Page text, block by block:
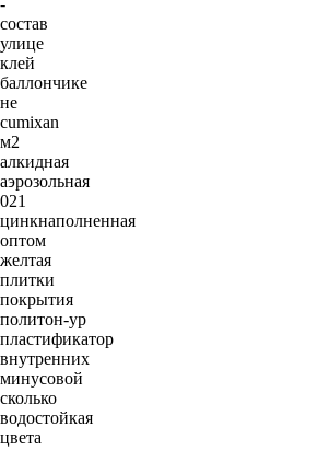
состав
улице
клей
баллончике
не
cumixan
м2
алкидная
аэрозольная
021
цинкнаполненная
оптом
желтая
плитки
покрытия
политон-ур
пластификатор
внутренних
минусовой
сколько
водостойкая
цвета